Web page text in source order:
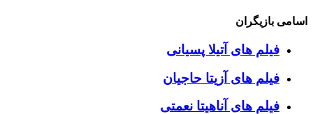
اسامی بازیگران
فیلم های آتیلا پسیانی
فیلم های آزیتا حاجیان
فیلم های آناهیتا نعمتی